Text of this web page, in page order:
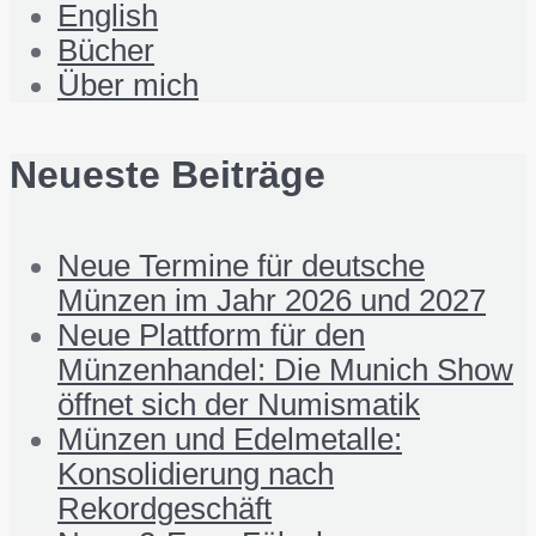
English
Bücher
Über mich
Neueste Beiträge
Neue Termine für deutsche
Münzen im Jahr 2026 und 2027
Neue Plattform für den
Münzenhandel: Die Munich Show
öffnet sich der Numismatik
Münzen und Edelmetalle:
Konsolidierung nach
Rekordgeschäft